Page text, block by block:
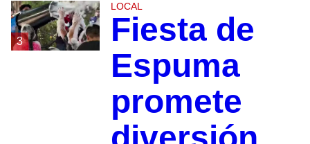
3
LOCAL
Fiesta de
Espuma
promete